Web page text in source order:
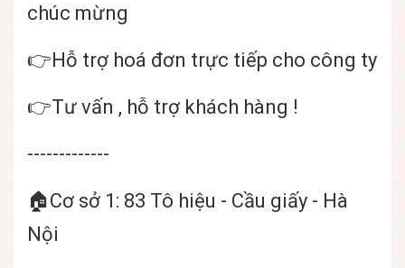
chúc mừng
👉Hỗ trợ hoá đơn trực tiếp cho công ty
👉Tư vấn , hỗ trợ khách hàng !
-------------
🏠Cơ sở 1: 83 Tô hiệu - Cầu giấy - Hà
Nội